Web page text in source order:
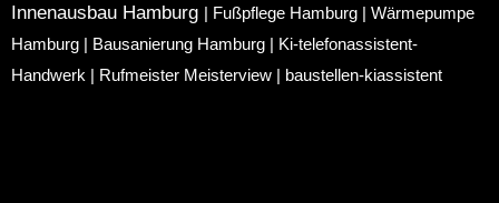
Innenausbau Hamburg
Fußpflege Hamburg
Wärmepumpe
Hamburg
Bausanierung Hamburg
Ki-telefonassistent-
Handwerk
Rufmeister Meisterview baustellen-kiassistent